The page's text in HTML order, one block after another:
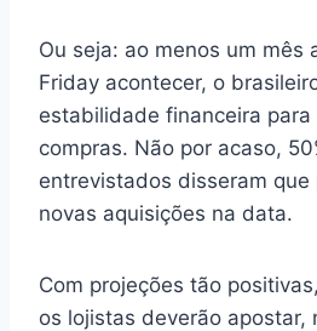
Ou seja: ao menos um mês
Friday acontecer, o
estabilidade financeira
compras. Não por acaso,
entrevistados disseram
novas aquisições na data.
Com projeções tão
os lojistas deverão apostar,